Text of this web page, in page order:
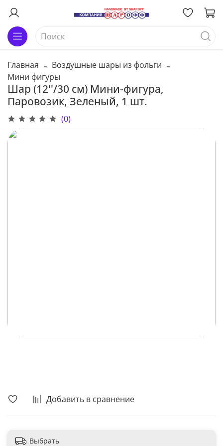
Главная
Воздушные шары из фольги
Мини фигуры
Шар (12''/30 см) Мини-фигура,
Паровозик, Зеленый, 1 шт.
(0)
Добавить в сравнение
Выбрать